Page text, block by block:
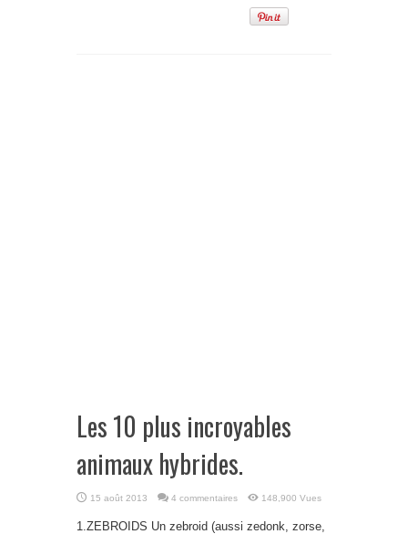
Les 10 plus incroyables
animaux hybrides.
15 août 2013 4 commentaires 148,900 Vues
1.ZEBROIDS Un zebroid (aussi zedonk, zorse,